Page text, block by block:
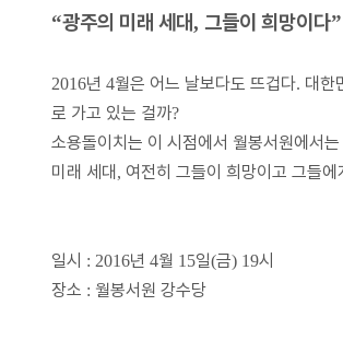
“광주의 미래 세대, 그들이 희망이다”
2016년 4월은 어느 날보다도 뜨겁다. 대한
로 가고 있는 걸까?
소용돌이치는 이 시점에서 월봉서원에서
미래 세대 , 여전히 그들이 희망이고 그들
일시 : 2016년 4월 15일(금) 19시
장소 : 월봉서원 강수당